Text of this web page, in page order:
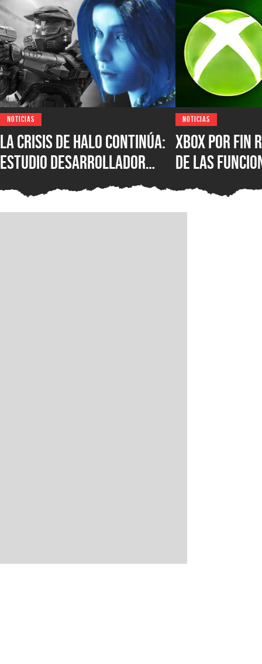
NOTICIAS
La crisis de Halo continúa:
estudio desarrollador
sufre despidos tras el
fallido lanzamiento
NOTICIAS
XBOX por fin
de las
populares
que los